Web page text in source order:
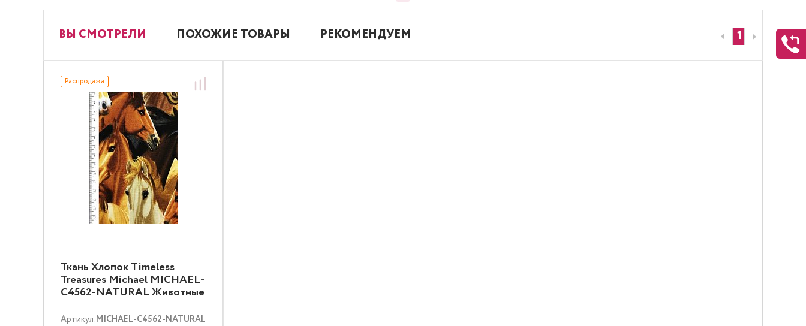
ВЫ СМОТРЕЛИ ПОХОЖИЕ ТОВАРЫ РЕКОМЕНДУЕМ
Распродажа
Ткань Хлопок Timeless
Treasures Michael MICHAEL-
C4562-NATURAL Животные
Мультиколор
Артикул:MICHAEL-C4562-NATURAL
1